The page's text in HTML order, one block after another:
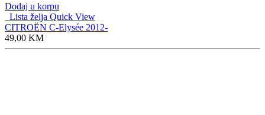
Dodaj u korpu
Lista želja Quick View
CITROËN C-Elysée 2012-
49,00 KM